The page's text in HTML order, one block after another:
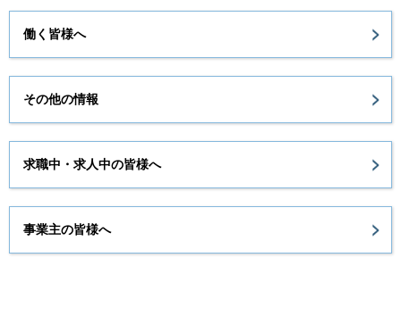
働く皆様へ
その他の情報
求職中・求人中の皆様へ
事業主の皆様へ